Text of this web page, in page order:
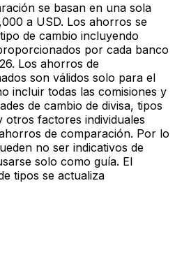
se basan en una sola
a USD. Los ahorros se
de cambio incluyendo
por cada banco
Los ahorros de
son válidos solo para el
incluir todas las comisiones y
de cambio de divisa, tipos
otros factores individuales
de comparación. Por lo
no ser indicativos de
solo como guía. El
tipos se actualiza